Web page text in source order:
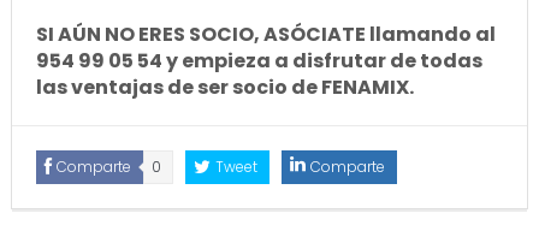
SI AÚN NO ERES SOCIO, ASÓCIATE llamando al
954 99 05 54 y empieza a disfrutar de todas
las ventajas de ser socio de FENAMIX.
Comparte 0 Tweet Comparte